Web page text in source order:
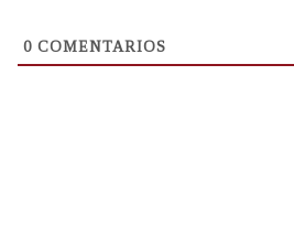
0 COMENTARIOS